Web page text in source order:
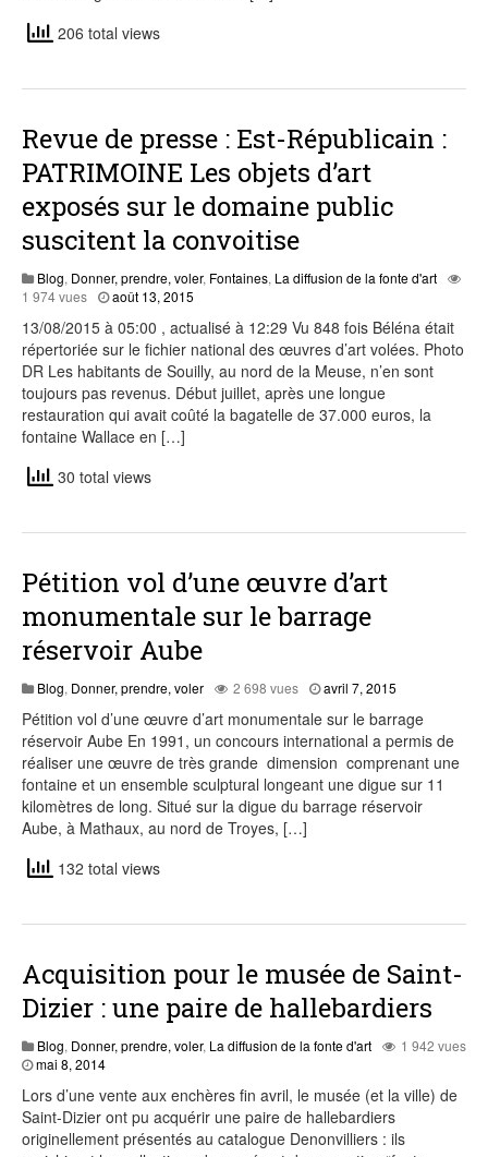
206 total views
Revue de presse : Est-Républicain :
PATRIMOINE Les objets d’art
exposés sur le domaine public
suscitent la convoitise
Blog, Donner, prendre, voler, Fontaines, La diffusion de la fonte d'art
1 974 vues
août 13, 2015
2015
13/08/2015 à 05:00 , actualisé à 12:29 Vu 848 fois Béléna était
répertoriée sur le fichier national des œuvres d’art volées. Photo
DR Les habitants de Souilly, au nord de la Meuse, n’en sont
toujours pas revenus. Début juillet, après une longue
restauration qui avait coûté la bagatelle de 37.000 euros, la
fontaine Wallace en […]
30 total views
Pétition vol d’une œuvre d’art
monumentale sur le barrage
réservoir Aube
Blog, Donner, prendre, voler 2 698 vues avril 7, 2015
2015
Pétition vol d’une œuvre d’art monumentale sur le barrage
réservoir Aube En 1991, un concours international a permis de
réaliser une œuvre de très grande dimension comprenant une
fontaine et un ensemble sculptural longeant une digue sur 11
kilomètres de long. Situé sur la digue du barrage réservoir
Aube, à Mathaux, au nord de Troyes, […]
132 total views
Acquisition pour le musée de Saint-
Dizier : une paire de hallebardiers
Blog, Donner, prendre, voler, La diffusion de la fonte d'art
1 942 vues
mai 8, 2014juillet
2015
Lors d’une vente aux enchères fin avril, le musée (et la ville) de
Saint-Dizier ont pu acquérir une paire de hallebardiers
originellement présentés au catalogue Denonvilliers : ils